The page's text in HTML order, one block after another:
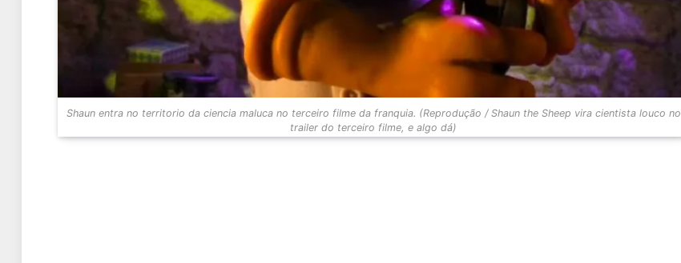
Shaun entra no territorio da ciencia maluca no terceiro filme da franquia. (Reprodução / Shaun the Sheep vira cientista louco no
trailer do terceiro filme, e algo dá)